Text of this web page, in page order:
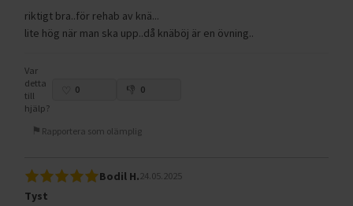
riktigt bra..för rehab av knä...
lite hög när man ska upp..då knäböj är en övning..
Var
detta
till
hjälp?
0 0
Rapportera som olämplig
Bodil H. 24.05.2025
Tyst